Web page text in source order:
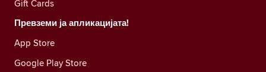
Gift Cards
Превземи ја апликацијата!
App Store
Google Play Store